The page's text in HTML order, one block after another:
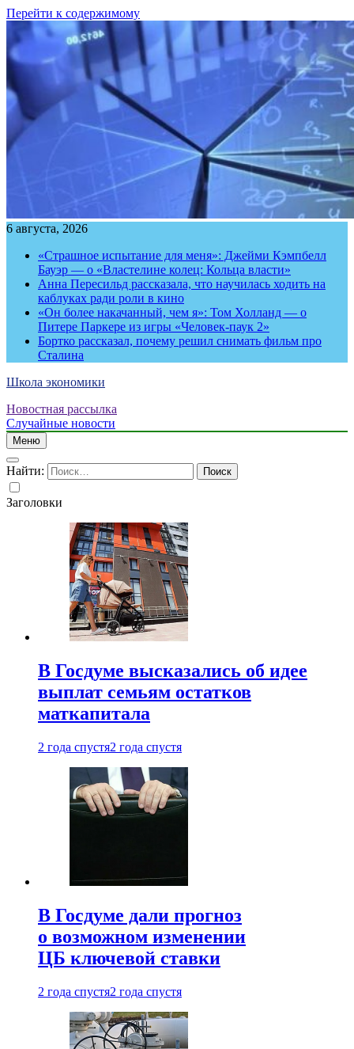
Перейти к содержимому
6 августа, 2026
«Страшное испытание для меня»: Джейми Кэмпбелл
Бауэр — о «Властелине колец: Кольца власти»
Анна Пересильд рассказала, что научилась ходить на
каблуках ради роли в кино
«Он более накачанный, чем я»: Том Холланд — о
Питере Паркере из игры «Человек-паук 2»
Бортко рассказал, почему решил снимать фильм про
Сталина
Школа экономики
Новостная рассылка
Случайные новости
Меню
Найти:
Заголовки
В Госдуме высказались об идее
выплат семьям остатков
маткапитала
2 года спустя2 года спустя
В Госдуме дали прогноз
о возможном изменении
ЦБ ключевой ставки
2 года спустя2 года спустя